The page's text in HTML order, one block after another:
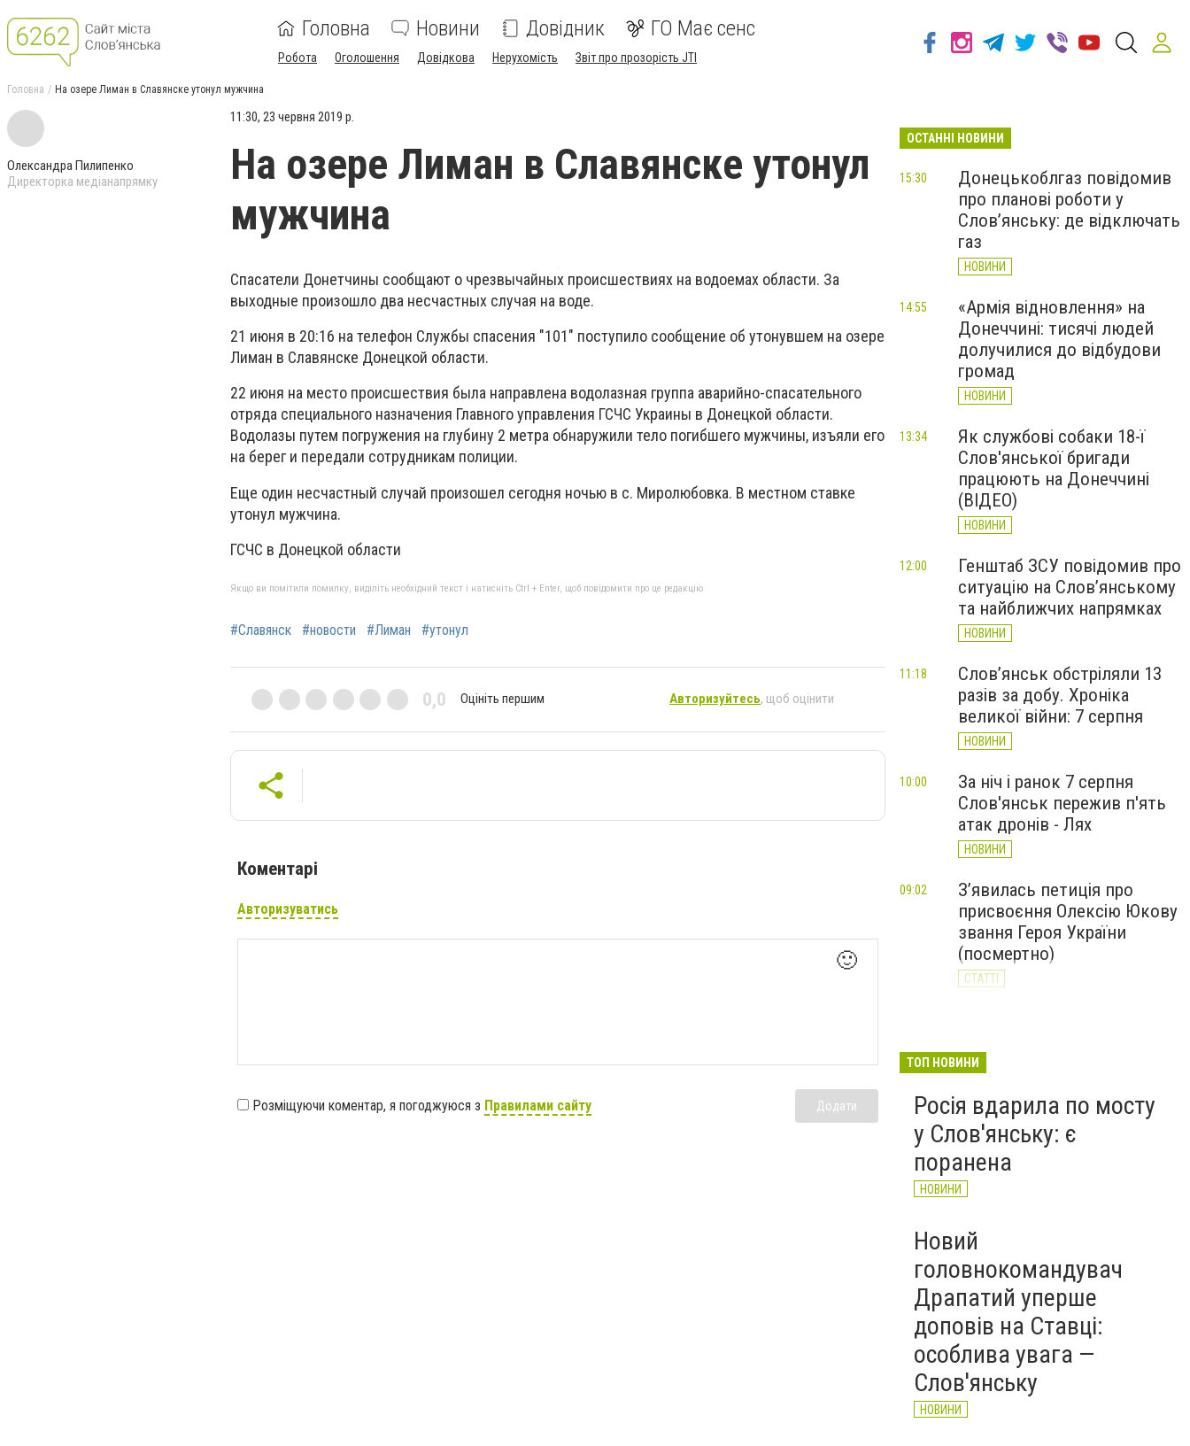
Головна Новини Довідник ГО Має сенс
Робота Оголошення Довідкова Нерухомість Звіт про прозорість JTI
Головна На озере Лиман в Славянске утонул мужчина
Олександра Пилипенко
Директорка медіанапрямку
11:30, 23 червня 2019 р.
На озере Лиман в Славянске утонул
мужчина
Спасатели Донетчины сообщают о чрезвычайных происшествиях на водоемах области. За
выходные произошло два несчастных случая на воде.
21 июня в 20:16 на телефон Службы спасения "101" поступило сообщение об утонувшем на озере
Лиман в Славянске Донецкой области.
22 июня на место происшествия была направлена ​​водолазная группа аварийно-спасательного
отряда специального назначения Главного управления ГСЧС Украины в Донецкой области.
Водолазы путем погружения на глубину 2 метра обнаружили тело погибшего мужчины, изъяли его
на берег и передали сотрудникам полиции.
Еще один несчастный случай произошел сегодня ночью в с. Миролюбовка. В местном ставке
утонул мужчина.
ГСЧС в Донецкой области
Якщо ви помітили помилку, виділіть необхідний текст і натисніть Ctrl + Enter, щоб повідомити про це редакцію
#Славянск #новости #Лиман #утонул
0,0 Оцініть першим Авторизуйтесь, щоб оцінити
Коментарі
Авторизуватись
🙂
Розміщуючи коментар, я погоджуюся з Правилами сайту Додати
ОСТАННІ НОВИНИ
Донецькоблгаз повідомив
про планові роботи у
Слов’янську: де відключать
газ
НОВИНИ
15:30
«Армія відновлення» на
Донеччині: тисячі людей
долучилися до відбудови
громад
НОВИНИ
14:55
Як службові собаки 18-ї
Слов'янської бригади
працюють на Донеччині
(ВІДЕО)
НОВИНИ
13:34
Генштаб ЗСУ повідомив про
ситуацію на Слов’янському
та найближчих напрямках
НОВИНИ
12:00
Слов’янськ обстріляли 13
разів за добу. Хроніка
великої війни: 7 серпня
НОВИНИ
11:18
За ніч і ранок 7 серпня
Слов'янськ пережив п'ять
атак дронів - Лях
НОВИНИ
10:00
З’явилась петиція про
присвоєння Олексію Юкову
звання Героя України
(посмертно)
СТАТТІ
09:02
річний чоловік у реанімації
ТОП НОВИНИ
Росія вдарила по мосту
у Слов'янську: є
поранена
НОВИНИ
Новий
головнокомандувач
Драпатий уперше
доповів на Ставці:
особлива увага —
Слов'янську
НОВИНИ